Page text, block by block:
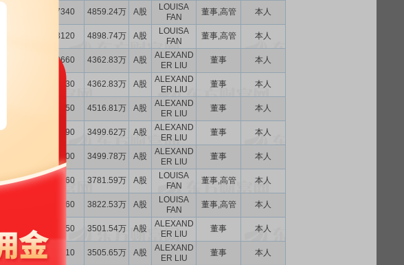
1.7340 4859.24万 A股
LOUISA
FAN
董事,高管
本人
0.3120 4898.74万 A股
LOUISA
FAN
董事,高管
本人
6.2660 4362.83万 A股
ALEXAND
ER LIU
董事
本人
0.4930 4362.83万 A股
ALEXAND
ER LIU
董事
本人
1.4350 4516.81万 A股
ALEXAND
ER LIU
董事
本人
竞价交易 0.0090 3499.62万 A股
ALEXAND
ER LIU
董事
本人
0.1000 3499.78万 A股
ALEXAND
ER LIU
董事
本人
竞价交易 2.3360 3781.59万 A股
LOUISA
FAN
董事,高管
本人
1.1160 3822.53万 A股
LOUISA
FAN
董事,高管
本人
竞价交易 0.2350 3501.54万 A股
ALEXAND
ER LIU
董事
本人
竞价交易 2.3410 3505.65万 A股
ALEXAND
ER LIU
董事
本人